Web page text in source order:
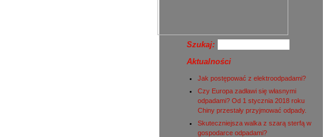
Szukaj:
Aktualności
Jak postępować z elektroodpadami?
Czy Europa zadławi się własnymi
odpadami? Od 1 stycznia 2018 roku
Chiny przestały przyjmować odpady.
Skuteczniejsza walka z szarą sterfą w
gospodarce odpadami?